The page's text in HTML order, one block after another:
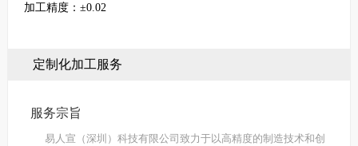
加工精度：±0.02
定制化加工服务
服务宗旨
易人宣（深圳）科技有限公司致力于以高精度的制造技术和创